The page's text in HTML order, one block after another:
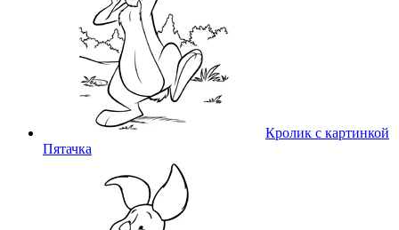
Кролик с картинкой
Пятачка